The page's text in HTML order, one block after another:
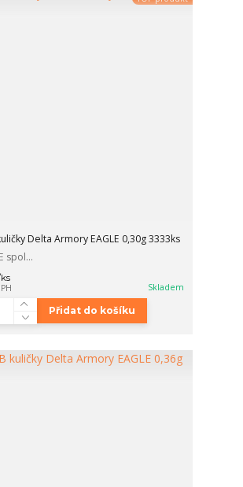
Delta Armory EAGLE 0,30g 3333ks
spol...
ks
Skladem
Přidat do košíku